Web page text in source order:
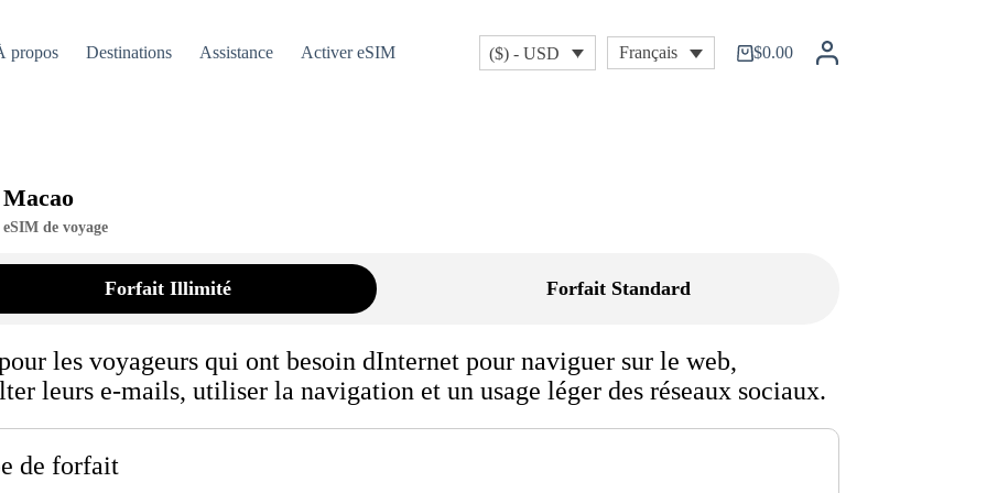
propos Destinations Assistance Activer eSIM ($) - USD Français
Shopping
$0.00
Macao
eSIM de voyage
Forfait Illimité Forfait Standard
les voyageurs qui ont besoin dInternet pour naviguer sur le web,
leurs e-mails, utiliser la navigation et un usage léger des réseaux sociaux.
de forfait